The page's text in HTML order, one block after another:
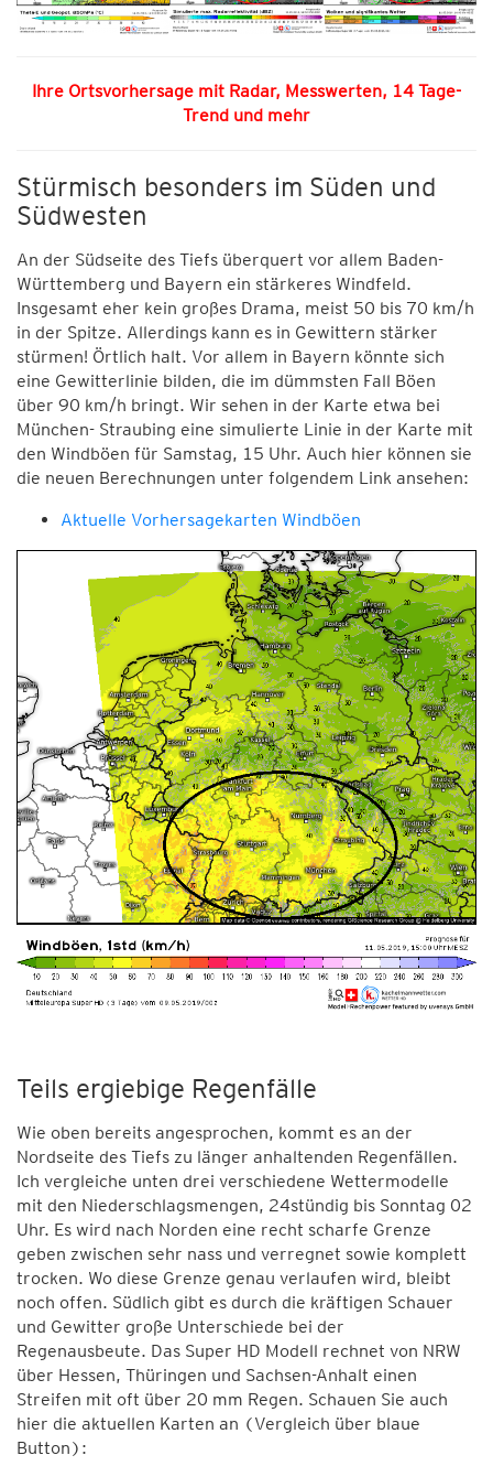
Ihre Ortsvorhersage mit Radar, Messwerten, 14 Tage-
Trend und mehr
Stürmisch besonders im Süden und
Südwesten
An der Südseite des Tiefs überquert vor allem Baden-
Württemberg und Bayern ein stärkeres Windfeld.
Insgesamt eher kein großes Drama, meist 50 bis 70 km/h
in der Spitze. Allerdings kann es in Gewittern stärker
stürmen! Örtlich halt. Vor allem in Bayern könnte sich
eine Gewitterlinie bilden, die im dümmsten Fall Böen
über 90 km/h bringt. Wir sehen in der Karte etwa bei
München- Straubing eine simulierte Linie in der Karte mit
den Windböen für Samstag, 15 Uhr. Auch hier können sie
die neuen Berechnungen unter folgendem Link ansehen:
Aktuelle Vorhersagekarten Windböen
Teils ergiebige Regenfälle
Wie oben bereits angesprochen, kommt es an der
Nordseite des Tiefs zu länger anhaltenden Regenfällen.
Ich vergleiche unten drei verschiedene Wettermodelle
mit den Niederschlagsmengen, 24stündig bis Sonntag 02
Uhr. Es wird nach Norden eine recht scharfe Grenze
geben zwischen sehr nass und verregnet sowie komplett
trocken. Wo diese Grenze genau verlaufen wird, bleibt
noch offen. Südlich gibt es durch die kräftigen Schauer
und Gewitter große Unterschiede bei der
Regenausbeute. Das Super HD Modell rechnet von NRW
über Hessen, Thüringen und Sachsen-Anhalt einen
Streifen mit oft über 20 mm Regen. Schauen Sie auch
hier die aktuellen Karten an (Vergleich über blaue
Button):